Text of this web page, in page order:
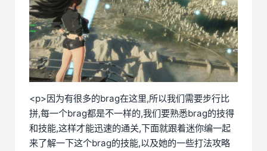
<p>因为有很多的brag在这里,所以我们需要步行比
拼,每一个brag都是不一样的,我们要熟悉brag的技得
和技能,这样才能迅速的通关,下面就跟着迷你编一起
来了解一下这个brag的技能,以及她的一些打法攻略